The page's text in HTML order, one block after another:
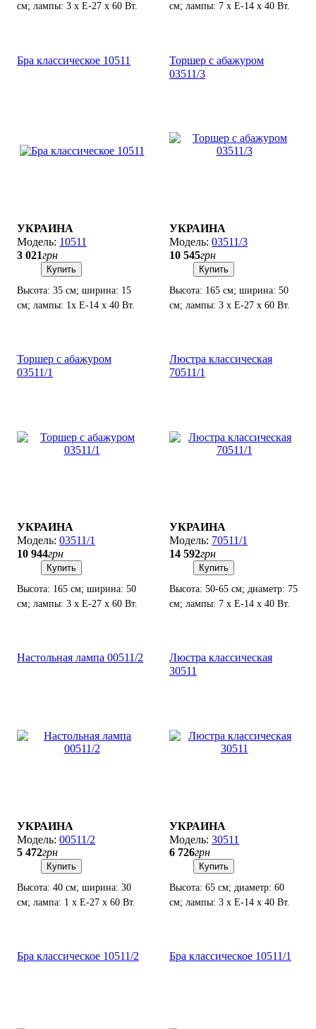
см; лампы: 3 х Е-27 х 60 Вт. см; лампы: 7 х Е-14 х 40 Вт.
Бра классическое 10511
УКРАИНА
10511
3 021грн
Купить
Высота: 35 см; ширина: 15
см; лампы: 1х Е-14 х 40 Вт.
Торшер с абажуром
03511/3
УКРАИНА
03511/3
10 545грн
Купить
Высота: 165 см; ширина: 50
см; лампы: 3 х Е-27 х 60 Вт.
Торшер с абажуром
03511/1
УКРАИНА
03511/1
10 944грн
Купить
Высота: 165 см; ширина: 50
см; лампы: 3 х Е-27 х 60 Вт.
Люстра классическая
70511/1
УКРАИНА
70511/1
14 592грн
Купить
Высота: 50-65 см; диаметр: 75
см; лампы: 7 х Е-14 х 40 Вт.
Настольная лампа 00511/2
УКРАИНА
00511/2
5 472грн
Купить
Высота: 40 см; ширина: 30
см; лампа: 1 х Е-27 х 60 Вт.
Люстра классическая
30511
УКРАИНА
30511
6 726грн
Купить
Высота: 65 см; диаметр: 60
см; лампы: 3 х Е-14 х 40 Вт.
Бра классическое 10511/2 Бра классическое 10511/1